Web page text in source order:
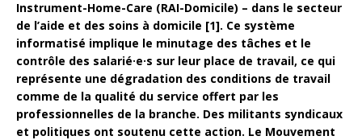
Instrument-Home-Care (RAI-Domicile) – dans le secteur
de l’aide et des soins à domicile [1]. Ce système
informatisé implique le minutage des tâches et le
contrôle des salarié·e·s sur leur place de travail, ce qui
représente une dégradation des conditions de travail
comme de la qualité du service offert par les
professionnelles de la branche. Des militants syndicaux
et politiques ont soutenu cette action. Le Mouvement